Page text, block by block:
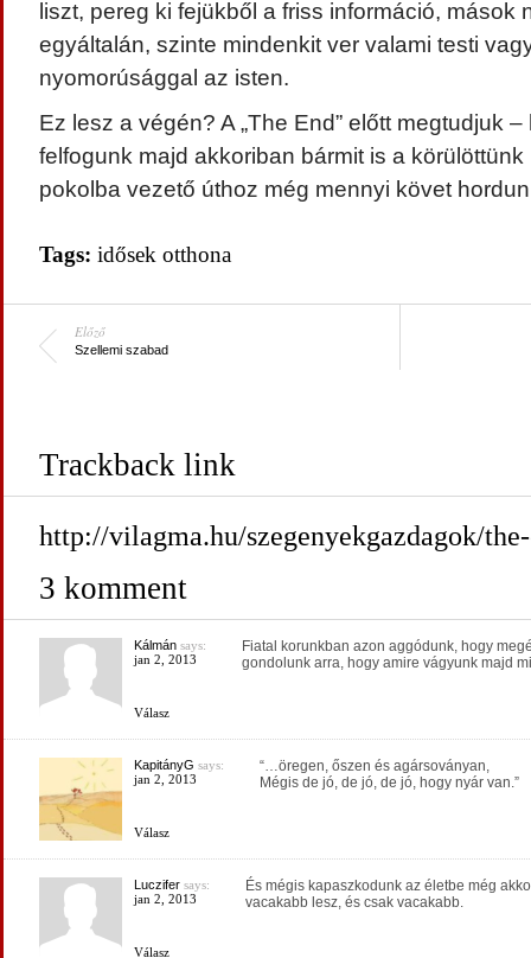
liszt, pereg ki fejükből a friss információ, mások
egyáltalán, szinte mindenkit ver valami testi
nyomorúsággal az isten.
Ez lesz a végén? A „The End” előtt megtudjuk
felfogunk majd akkoriban bármit is a körülöttünk
pokolba vezető úthoz még mennyi követ
Tags: idősek otthona
Előző
Szellemi szabad
Trackback link
http://vilagma.hu/szegenyekgazdagok/
3 komment
Kálmánsays:
jan 2, 2013
Válasz
Fiatal korunkban azon aggódunk, hogy
gondolunk arra, hogy amire vágyunk majd
KapitányG says:
jan 2, 2013
Válasz
“…öregen, őszen és agársoványan,
Mégis de jó, de jó, de jó, hogy nyár van.”
Luczifersays:
jan 2, 2013
Válasz
És mégis kapaszkodunk az életbe még
vacakabb lesz, és csak vacakabb.